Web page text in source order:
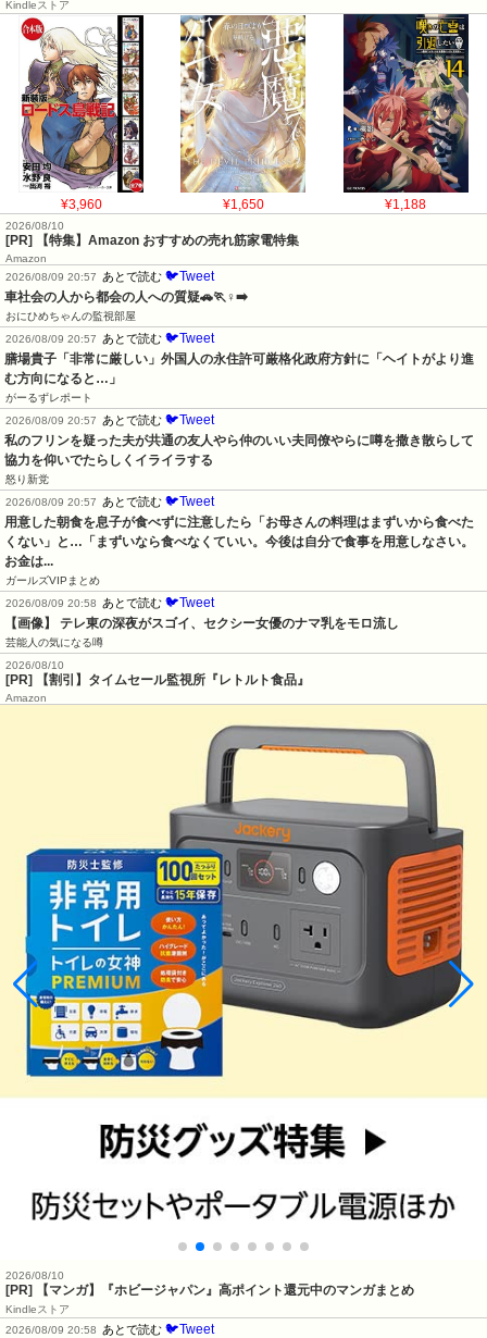
Kindleストア
¥3,960 ¥1,650 ¥1,188
2026/08/10
[PR] 【特集】Amazon おすすめの売れ筋家電特集
Amazon
2026/08/09 20:57
あとで読む 🐦Tweet
車社会の人から都会の人への質疑🚗🏃♀️➡️
おにひめちゃんの監視部屋
2026/08/09 20:57
あとで読む 🐦Tweet
膳場貴子「非常に厳しい」外国人の永住許可厳格化政府方針に「ヘイトがより進
む方向になると…」
がーるずレポート
2026/08/09 20:57
あとで読む 🐦Tweet
私のフリンを疑った夫が共通の友人やら仲のいい夫同僚やらに噂を撒き散らして
協力を仰いでたらしくイライラする
怒り新党
2026/08/09 20:57
あとで読む 🐦Tweet
用意した朝食を息子が食べずに注意したら「お母さんの料理はまずいから食べた
くない」と…「まずいなら食べなくていい。今後は自分で食事を用意しなさい。
お金は...
ガールズVIPまとめ
2026/08/09 20:58
あとで読む 🐦Tweet
【画像】 テレ東の深夜がスゴイ、セクシー女優のナマ乳をモロ流し
芸能人の気になる噂
2026/08/10
[PR] 【割引】タイムセール監視所『レトルト食品』
Amazon
2026/08/10
[PR] 【マンガ】『ホビージャパン』高ポイント還元中のマンガまとめ
Kindleストア
2026/08/09 20:58
あとで読む 🐦Tweet